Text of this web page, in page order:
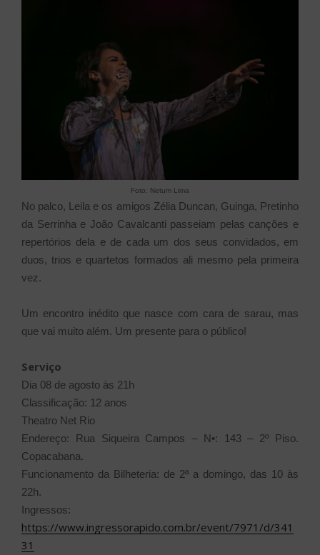
Foto: Netum Lima
No palco, Leila e os amigos Zélia Duncan, Guinga, Pretinho
da Serrinha e João Cavalcanti passeiam pelas canções e
repertórios dela e de cada um dos seus convidados, em
duos, trios e quartetos formados ali mesmo pela primeira
vez.
Um encontro inédito que nasce com cara de sarau, mas
que vai muito além. Um presente para o público!
Serviço
Dia 08 de agosto às 21h
Classificação: 12 anos
Theatro Net Rio
Endereço: Rua Siqueira Campos – N•: 143 – 2º Piso.
Copacabana.
Funcionamento da Bilheteria: de 2ª a domingo, das 10 às
22h.
Ingressos:
https://www.ingressorapido.com.br/event/7971/d/341
31